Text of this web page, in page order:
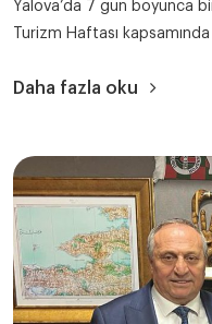
Yalova’da 7 gün boyunca
Turizm Haftası
Daha fazla oku